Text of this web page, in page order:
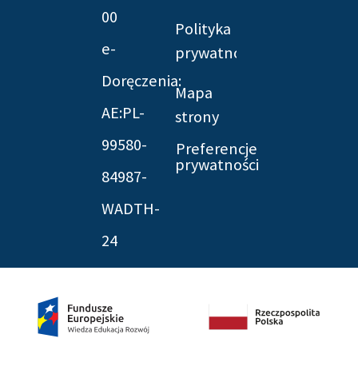
00
e-
Doręczenia:
AE:PL-
99580-
84987-
WADTH-
24
Polityka
prywatności
Mapa
strony
Preferencje
prywatności